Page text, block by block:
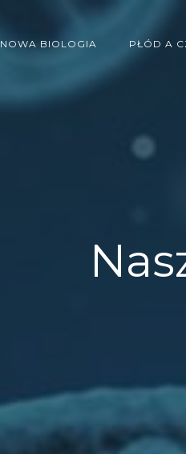
NOWA BIOLOGIA PŁÓD A